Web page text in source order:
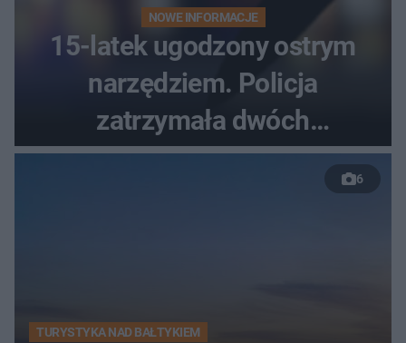
NOWE INFORMACJE
15-latek ugodzony ostrym
narzędziem. Policja
zatrzymała dwóch
nastolatków
6
TURYSTYKA NAD BAŁTYKIEM